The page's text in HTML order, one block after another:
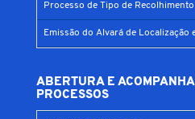
Processo de Tipo de Recolhimento
Emissão do Alvará de Localização
ABERTURA E
PROCESSOS